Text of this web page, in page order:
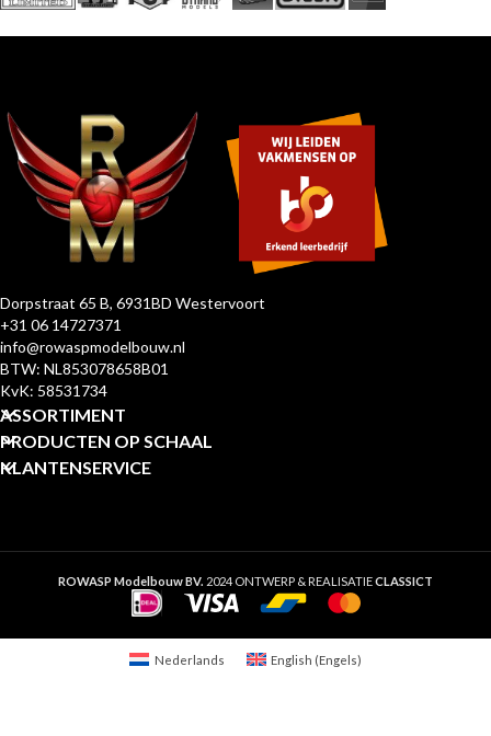
Dorpstraat 65 B, 6931BD Westervoort
+31 06 14727371
info@rowaspmodelbouw.nl
BTW: NL853078658B01
KvK: 58531734
ASSORTIMENT
PRODUCTEN OP SCHAAL
KLANTENSERVICE
ROWASP Modelbouw BV. 2024 ONTWERP & REALISATIECLASSICT
Nederlands English (Engels)